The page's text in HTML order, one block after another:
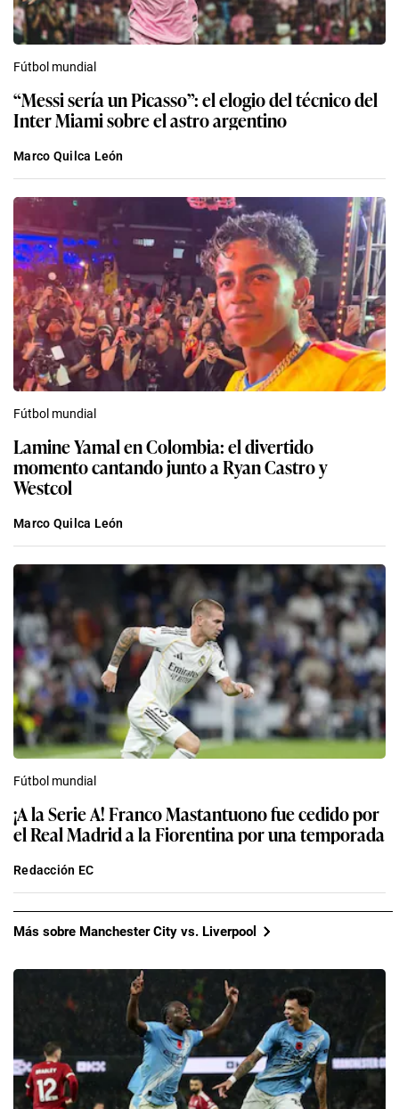
Fútbol mundial
“Messi sería un Picasso”: el elogio del técnico del
Inter Miami sobre el astro argentino
Marco Quilca León
Fútbol mundial
Lamine Yamal en Colombia: el divertido
momento cantando junto a Ryan Castro y
Westcol
Marco Quilca León
Fútbol mundial
¡A la Serie A! Franco Mastantuono fue cedido por
el Real Madrid a la Fiorentina por una temporada
Redacción EC
Más sobre Manchester City vs. Liverpool